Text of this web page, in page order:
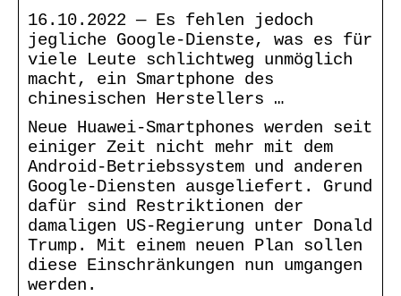
16.10.2022 — Es fehlen jedoch
jegliche Google-Dienste, was es für
viele Leute schlichtweg unmöglich
macht, ein Smartphone des
chinesischen Herstellers …
Neue Huawei-Smartphones werden seit
einiger Zeit nicht mehr mit dem
Android-Betriebssystem und anderen
Google-Diensten ausgeliefert. Grund
dafür sind Restriktionen der
damaligen US-Regierung unter Donald
Trump. Mit einem neuen Plan sollen
diese Einschränkungen nun umgangen
werden.